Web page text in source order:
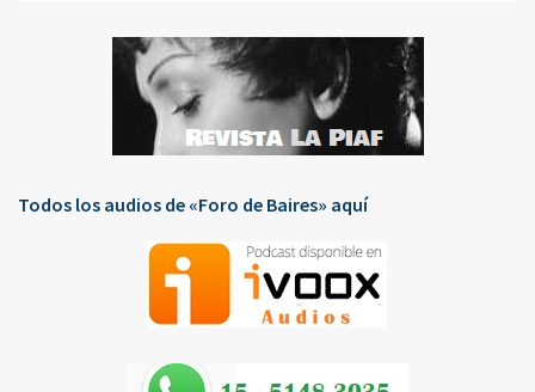
Todos los audios de «Foro de Baires» aquí